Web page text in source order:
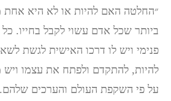
״החלטה האם להיות או לא היא
ביותר שכל אדם עשוי לקבל בחייו.
פנימי ויש לו דרכו האישית לגשת
להיות, להתקדם ולפתח את עצמו ויש
על פי השקפת העולם והערכים